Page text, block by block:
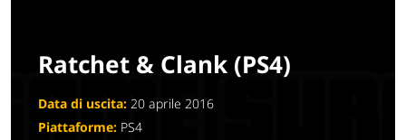
Ratchet & Clank (PS4)
Data di uscita: 20 aprile 2016
Piattaforme: PS4